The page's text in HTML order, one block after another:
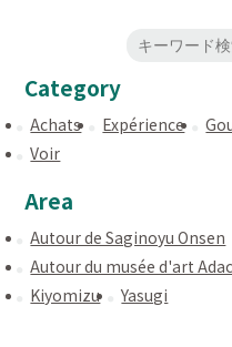
Category
Achats Expérience
Voir
Area
Autour de Saginoyu Onsen
Autour du musée d'art
Kiyomizu
Yasugi